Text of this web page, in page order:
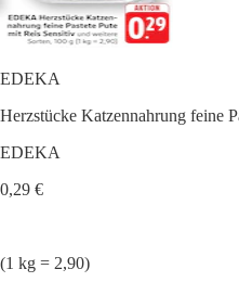
EDEKA
Herzstücke Katzennahrung feine
EDEKA
0,29 €
(1 kg = 2,90)